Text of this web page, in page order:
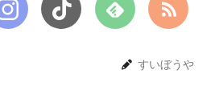
すいぼうや